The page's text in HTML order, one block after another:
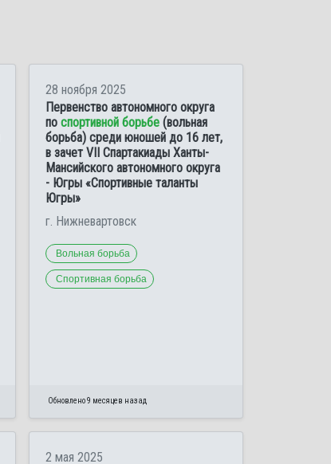
28 ноября 2025
Первенство автономного округа
по спортивной борьбе (вольная
борьба) среди юношей до 16 лет,
в зачет VII Спартакиады Ханты-
Мансийского автономного округа
- Югры «Спортивные таланты
Югры»
г. Нижневартовск
Вольная борьба
Спортивная борьба
Обновлено 9 месяцев назад
2 мая 2025